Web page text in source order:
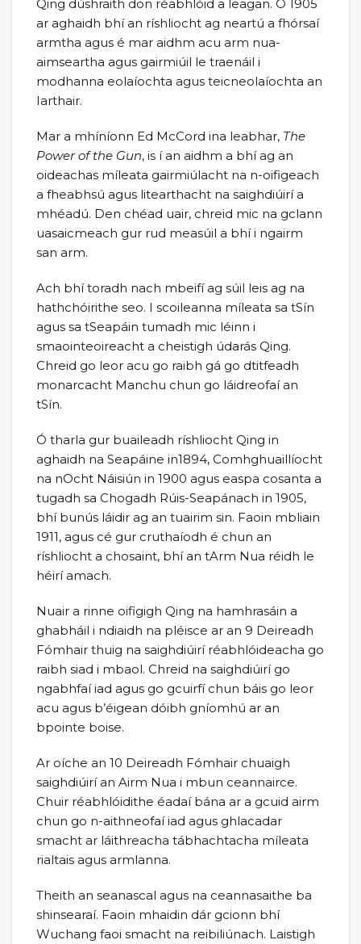
Qing dúshraith don réabhlóid a leagan. Ó 1905
ar aghaidh bhí an ríshliocht ag neartú a fhórsaí
armtha agus é mar aidhm acu arm nua-
aimseartha agus gairmiúil le traenáil i
modhanna eolaíochta agus teicneolaíochta an
Iarthair.
Mar a mhíníonn Ed McCord ina leabhar, The
Power of the Gun, is í an aidhm a bhí ag an
oideachas míleata gairmiúlacht na n-oifigeach
a fheabhsú agus litearthacht na saighdiúirí a
mhéadú. Den chéad uair, chreid mic na gclann
uasaicmeach gur rud measúil a bhí i ngairm
san arm.
Ach bhí toradh nach mbeifí ag súil leis ag na
hathchóirithe seo. I scoileanna míleata sa tSín
agus sa tSeapáin tumadh mic léinn i
smaointeoireacht a cheistigh údarás Qing.
Chreid go leor acu go raibh gá go dtitfeadh
monarcacht Manchu chun go láidreofaí an
tSín.
Ó tharla gur buaileadh ríshliocht Qing in
aghaidh na Seapáine in1894, Comhghuaillíocht
na nOcht Náisiún in 1900 agus easpa cosanta a
tugadh sa Chogadh Rúis-Seapánach in 1905,
bhí bunús láidir ag an tuairim sin. Faoin mbliain
1911, agus cé gur cruthaíodh é chun an
ríshliocht a chosaint, bhí an tArm Nua réidh le
héirí amach.
Nuair a rinne oifigigh Qing na hamhrasáin a
ghabháil i ndiaidh na pléisce ar an 9 Deireadh
Fómhair thuig na saighdiúirí réabhlóideacha go
raibh siad i mbaol. Chreid na saighdiúirí go
ngabhfaí iad agus go gcuirfí chun báis go leor
acu agus b’éigean dóibh gníomhú ar an
bpointe boise.
Ar oíche an 10 Deireadh Fómhair chuaigh
saighdiúirí an Airm Nua i mbun ceannairce.
Chuir réabhlóidithe éadaí bána ar a gcuid airm
chun go n-aithneofaí iad agus ghlacadar
smacht ar láithreacha tábhachtacha míleata
rialtais agus armlanna.
Theith an seanascal agus na ceannasaithe ba
shinsearaí. Faoin mhaidin dár gcionn bhí
Wuchang faoi smacht na reibiliúnach. Laistigh